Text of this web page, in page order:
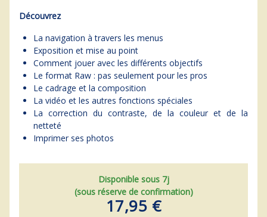
Découvrez
La navigation à travers les menus
Exposition et mise au point
Comment jouer avec les différents objectifs
Le format Raw : pas seulement pour les pros
Le cadrage et la composition
La vidéo et les autres fonctions spéciales
La correction du contraste, de la couleur et de la
netteté
Imprimer ses photos
Disponible sous 7j
(sous réserve de confirmation)
17,95 €